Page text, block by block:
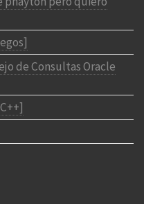
de Consultas Oracle